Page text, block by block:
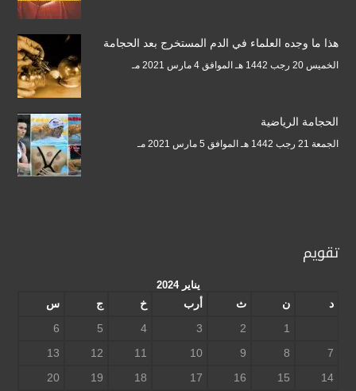
هذا ما وجده العلماء في الدم المستخرج بعد الحجامة
الخميس 20 رجب 1442 هـ الموافق 4 مارس 2021 مـ
الحجامة الرياضية
الجمعة 21 رجب 1442 هـ الموافق 5 مارس 2021 مـ
تقويم
يناير 2024
د ن ث أرب خ ج
س
1
2
3
4
5
6
7
8
9
10
11
12
13
14
15
16
17
18
19
20